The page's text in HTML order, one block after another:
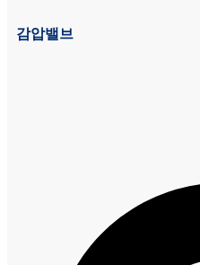
감압밸브